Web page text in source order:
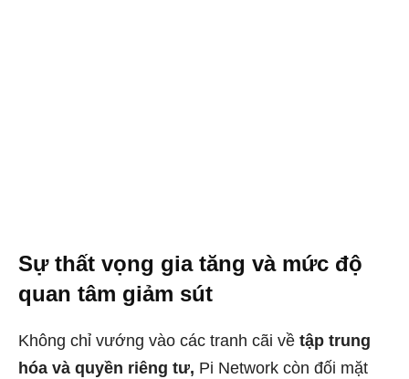
Sự thất vọng gia tăng và mức độ
quan tâm giảm sút
Không chỉ vướng vào các tranh cãi về tập trung
hóa và quyền riêng tư, Pi Network còn đối mặt